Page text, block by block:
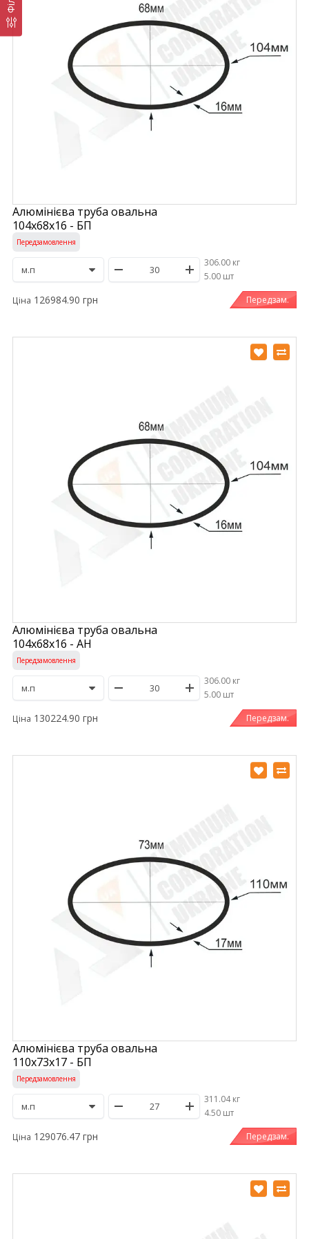
Алюмінієва труба овальна
104х68х16 - БП
Передзамовлення
306.00 кг
/5.00 шт
Ціна 126984.90 грн Передзам.
Алюмінієва труба овальна
104х68х16 - АН
Передзамовлення
306.00 кг
/5.00 шт
Ціна 130224.90 грн Передзам.
Алюмінієва труба овальна
110х73х17 - БП
Передзамовлення
311.04 кг
/4.50 шт
Ціна 129076.47 грн Передзам.